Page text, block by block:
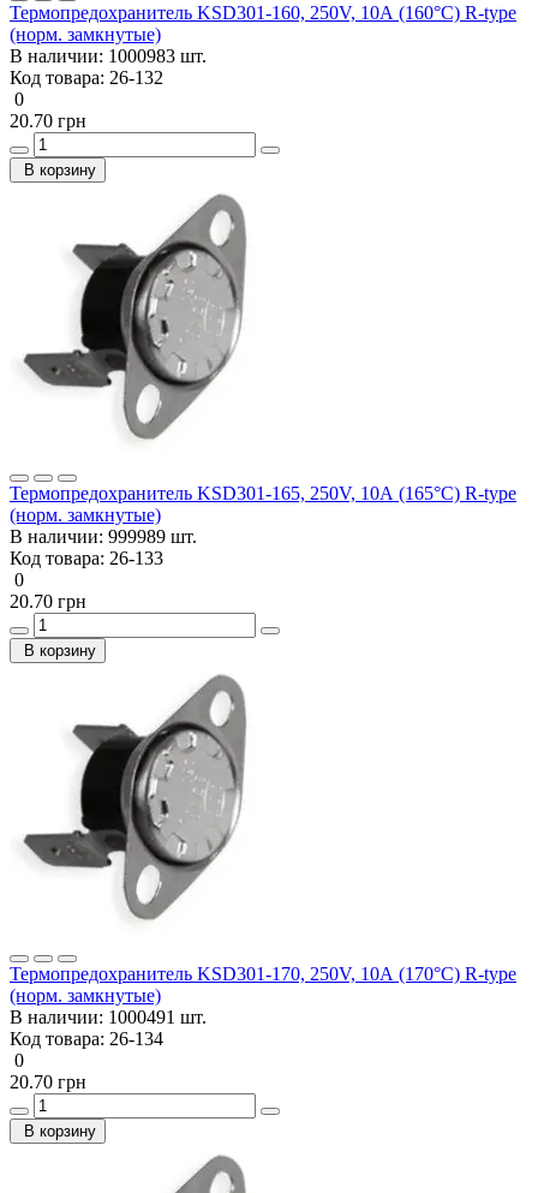
Термопредохранитель KSD301-160, 250V, 10А (160°C) R-type
(норм. замкнутые)
В наличии: 1000983 шт.
Код товара: 26-132
0
20.70 грн
В корзину
Термопредохранитель KSD301-165, 250V, 10А (165°C) R-type
(норм. замкнутые)
В наличии: 999989 шт.
Код товара: 26-133
0
20.70 грн
В корзину
Термопредохранитель KSD301-170, 250V, 10А (170°C) R-type
(норм. замкнутые)
В наличии: 1000491 шт.
Код товара: 26-134
0
20.70 грн
В корзину